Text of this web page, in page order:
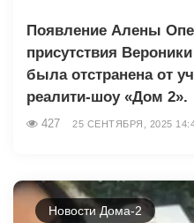
Появление Алены
присутствия
была отстранена от
реалити-шоу «Дом 2».
427 25 СЕНТЯБРЯ, 2025
Новости Дома-2